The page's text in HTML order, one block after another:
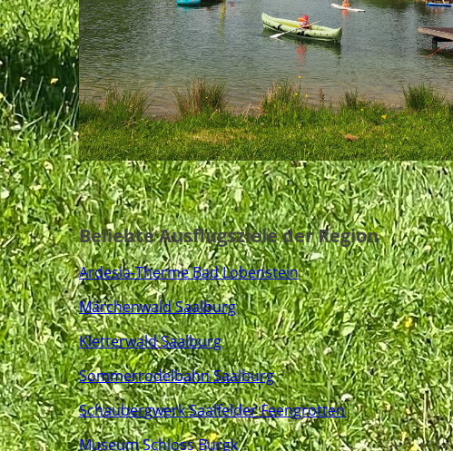
Beliebte Ausflugsziele der Region
Ardesia-Therme Bad Lobenstein
Märchenwald Saalburg
Kletterwald Saalburg
Sommerrodelbahn Saalburg
Schaubergwerk Saalfelder Feengrotten
Museum Schloss Burgk